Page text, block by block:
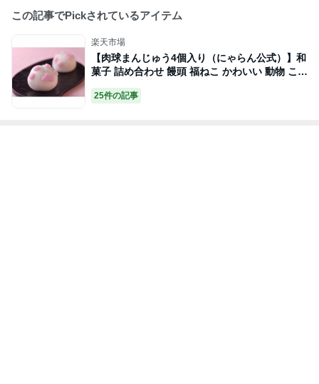
この記事でPickされているアイテム
楽天市場
【肉球まんじゅう4個入り（にゃらん公式）】和
菓子 詰め合わせ 饅頭 福ねこ かわいい 動物 こし
イベント お取り寄せ スイーツ 差し入れ お返し
25件の記事